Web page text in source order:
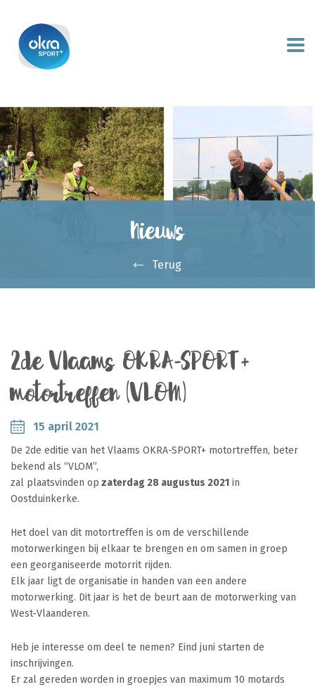
Nieuws
Terug
2de Vlaams OKRA-SPORT+
motortreffen (VLOM)
15 april 2021
De 2de editie van het Vlaams OKRA-SPORT+ motortreffen, beter
bekend als “VLOM”,
zal plaatsvinden op zaterdag 28 augustus 2021 in
Oostduinkerke.
Het doel van dit motortreffen is om de verschillende
motorwerkingen bij elkaar te brengen en om samen in groep
een georganiseerde motorrit rijden.
Elk jaar ligt de organisatie in handen van een andere
motorwerking. Dit jaar is het de beurt aan de motorwerking van
West-Vlaanderen.
Heb je interesse om deel te nemen? Eind juni starten de
inschrijvingen.
Er zal gereden worden in groepjes van maximum 10 motards